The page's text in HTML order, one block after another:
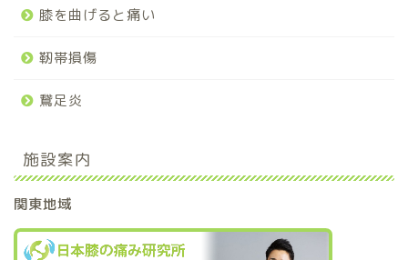
膝を曲げると痛い
靭帯損傷
鵞足炎
施設案内
関東地域